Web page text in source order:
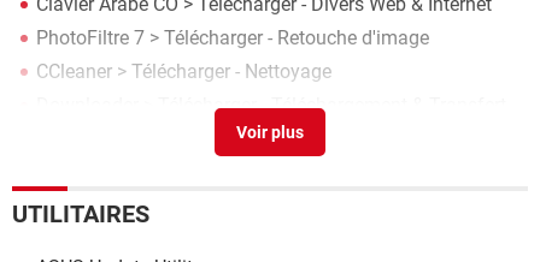
PhotoFiltre 7 > Télécharger - Retouche d'image
CCleaner > Télécharger - Nettoyage
> Télécharger - Téléchargement & Transfert
> Télécharger - Traitement de texte
UTILITAIRES